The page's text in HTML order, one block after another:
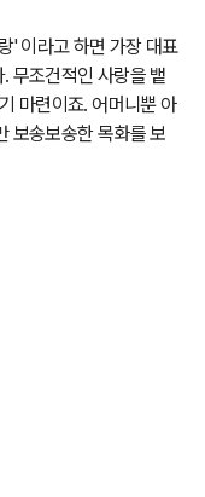
' 이라고 하면 가장 대표
무조건적인 사랑을 뱉
마련이죠. 어머니뿐 아
보송보송한 목화를 보